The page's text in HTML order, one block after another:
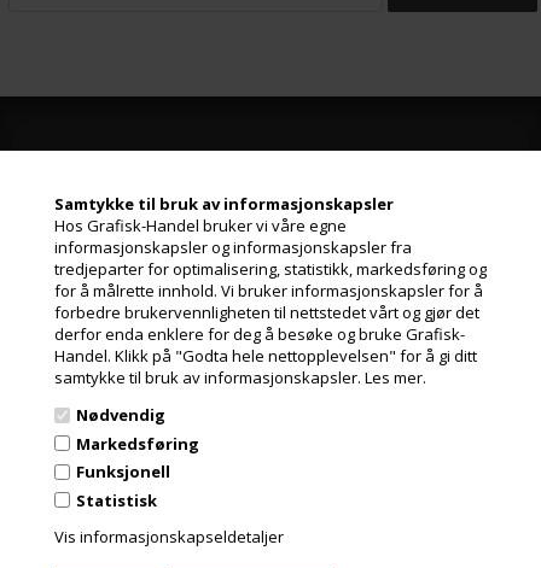
Samtykke til bruk av informasjonskapsler
Hos Grafisk-Handel bruker vi våre egne
informasjonskapsler og informasjonskapsler fra
tredjeparter for optimalisering, statistikk, markedsføring og
for å målrette innhold. Vi bruker informasjonskapsler for å
forbedre brukervennligheten til nettstedet vårt og gjør det
derfor enda enklere for deg å besøke og bruke Grafisk-
Handel. Klikk på "Godta hele nettopplevelsen" for å gi ditt
samtykke til bruk av informasjonskapsler. Les mer.
Nødvendig
Markedsføring
Funksjonell
Statistisk
Vis informasjonskapseldetaljer
Kærgårdsvej 1, 2650 Hvidovre
Danmark
Tlf. +45 36 86 80 80
Email: shop@grafisk-handel.no
CVR: 27 39 12 14